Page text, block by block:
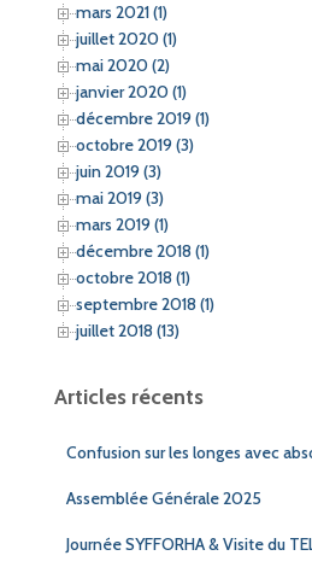
mars 2021 (1)
juillet 2020 (1)
mai 2020 (2)
janvier 2020 (1)
décembre 2019 (1)
octobre 2019 (3)
juin 2019 (3)
mai 2019 (3)
mars 2019 (1)
décembre 2018 (1)
octobre 2018 (1)
septembre 2018 (1)
juillet 2018 (13)
Articles récents
Confusion sur les longes avec
Assemblée Générale 2025
Journée SYFFORHA & Visite du